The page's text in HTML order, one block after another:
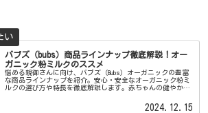
バブズ（bubs）商品ラインナップ徹底解説！オー
ガニック粉ミルクのススメ
悩める親御さんに向け、バブズ（Bubs）オーガニックの豊富
な商品ラインナップを紹介。安心・安全なオーガニック粉ミ
ルクの選び方や特長を徹底解説します。赤ちゃんの健やかな
くご紹介。添加物や合成成分は一切無添加で、厳選された原
2024.12.15